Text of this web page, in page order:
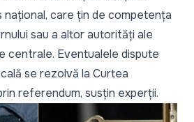
care țin de competența
sau a altor autorități ale
centrale. Eventualele dispute
se rezolvă la Curtea
referendum, susțin experții.